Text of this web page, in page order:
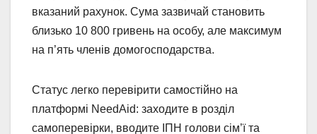
вказаний рахунок. Сума зазвичай становить
близько 10 800 гривень на особу, але максимум
на п’ять членів домогосподарства.
Статус легко перевірити самостійно на
платформі NeedAid: заходите в розділ
самоперевірки, вводите ІПН голови сім’ї та